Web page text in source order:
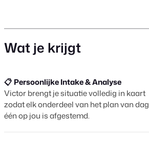
Wat je krijgt
📋 Persoonlijke Intake & Analyse
Victor brengt je situatie volledig in kaart
zodat elk onderdeel van het plan van dag
één op jou is afgestemd.